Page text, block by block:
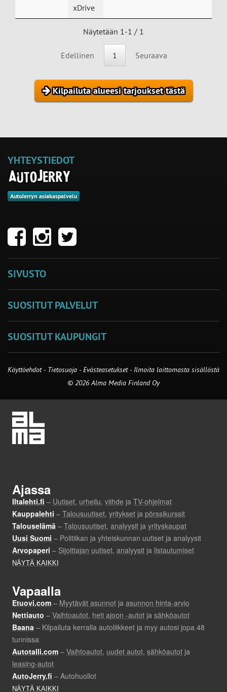
xDrive
Näytetään 1-1 / 1
Edellinen 1 Seuraava
Kilpailuta alueesi tarjoukset tästä
YHTEYSTIEDOT
AutoJerryn asiakaspalvelu
SIVUSTO
SUOSITUT PALVELUT
SUOSITUT KAUPUNGIT
Käyttöehdot - Tietosuoja -Evästeasetukset- Ilmoita laittomasta sisällöstä
© 2026 Alma Media Finland Oy